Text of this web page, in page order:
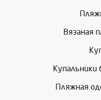
Вязаная
Купальники
Пляжная